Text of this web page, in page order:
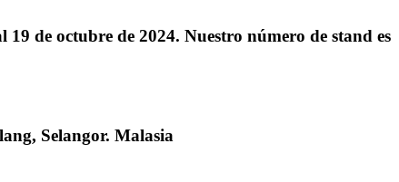
de octubre de 2024. Nuestro número de stand es
Selangor. Malasia